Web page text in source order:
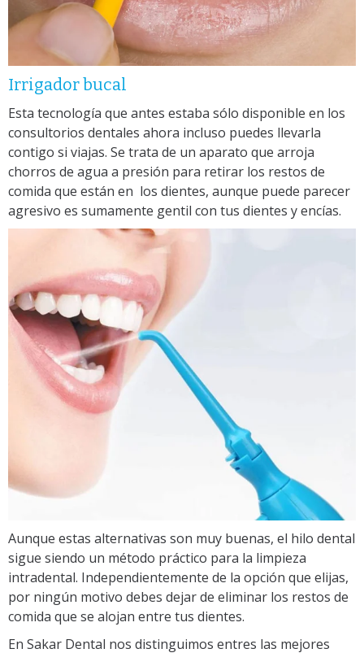
Irrigador bucal
Esta tecnología que antes estaba sólo disponible en los
consultorios dentales ahora incluso puedes llevarla
contigo si viajas. Se trata de un aparato que arroja
chorros de agua a presión para retirar los restos de
comida que están en los dientes, aunque puede parecer
agresivo es sumamente gentil con tus dientes y encías.
Aunque estas alternativas son muy buenas, el hilo dental
sigue siendo un método práctico para la limpieza
intradental. Independientemente de la opción que elijas,
por ningún motivo debes dejar de eliminar los restos de
comida que se alojan entre tus dientes.
En Sakar Dental nos distinguimos entres las mejores